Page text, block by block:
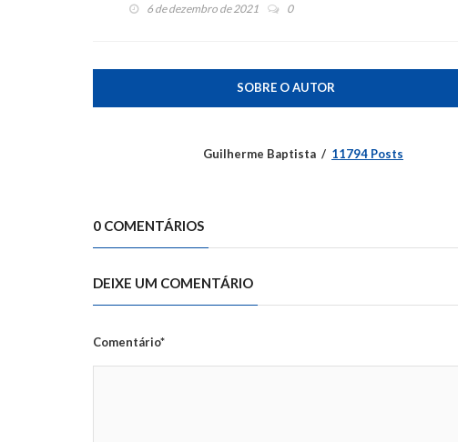
6 de dezembro de 2021 0
SOBRE O AUTOR
Guilherme Baptista 11794 Posts
0 COMENTÁRIOS
DEIXE UM COMENTÁRIO
Comentário*